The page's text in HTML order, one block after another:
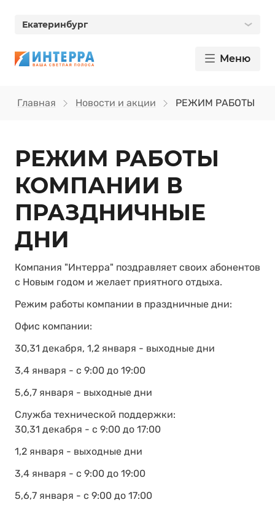
Екатеринбург
Меню
Главная Новости и акции РЕЖИМ РАБОТЫ
РЕЖИМ РАБОТЫ
КОМПАНИИ В
ПРАЗДНИЧНЫЕ
ДНИ
Компания "Интерра" поздравляет своих абонентов
с Новым годом и желает приятного отдыха.
Режим работы компании в праздничные дни:
Офис компании:
30,31 декабря, 1,2 января - выходные дни
3,4 января - с 9:00 до 19:00
5,6,7 января - выходные дни
Служба технической поддержки:
30,31 декабря - с 9:00 до 17:00
1,2 января - выходные дни
3,4 января - с 9:00 до 19:00
5,6,7 января - с 9:00 до 17:00